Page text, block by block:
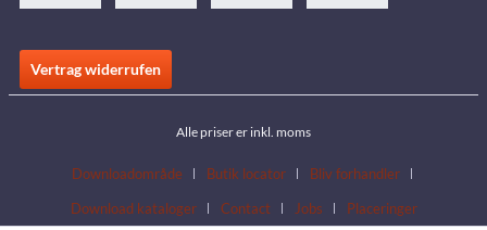
Vertrag widerrufen
Alle priser er inkl. moms
Downloadområde Butik locator
Bliv forhandler
Download kataloger
Contact Jobs Placeringer